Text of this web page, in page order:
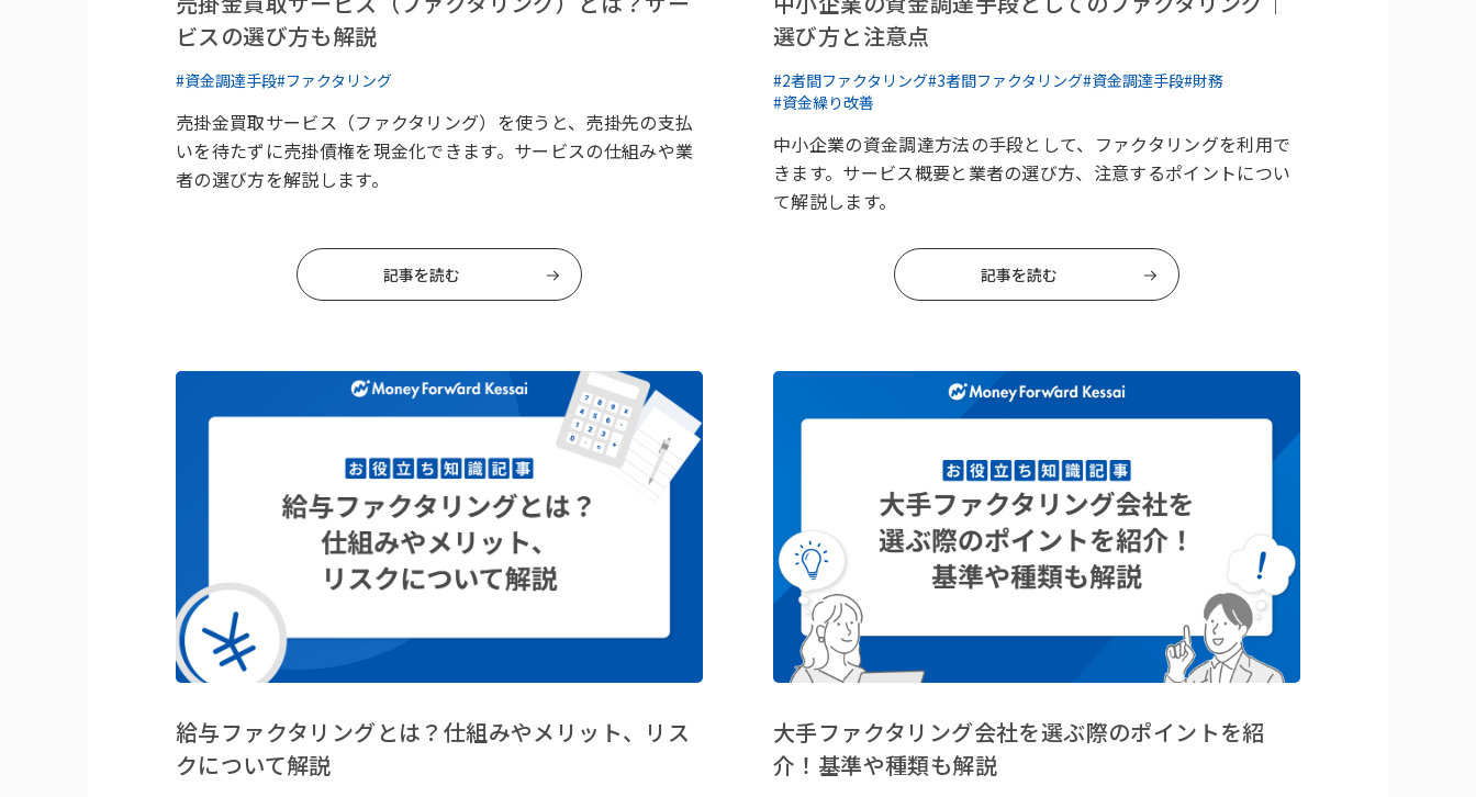
ビスの選び方も解説
#資金調達手段#ファクタリング
売掛金買取サービス（ファクタリング）を使うと、売掛先の支払
いを待たずに売掛債権を現金化できます。サービスの仕組みや業
者の選び方を解説します。
記事を読む
選び方と注意点
#2者間ファクタリング#3者間ファクタリング#資金調達手段#財務
#資金繰り改善
中小企業の資金調達方法の手段として、ファクタリングを利用で
きます。サービス概要と業者の選び方、注意するポイントについ
て解説します。
記事を読む
給与ファクタリングとは？仕組みやメリット、リス
クについて解説
大手ファクタリング会社を選ぶ際のポイントを紹
介！基準や種類も解説